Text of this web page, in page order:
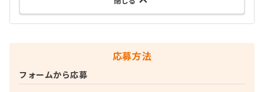
応募方法
フォームから応募